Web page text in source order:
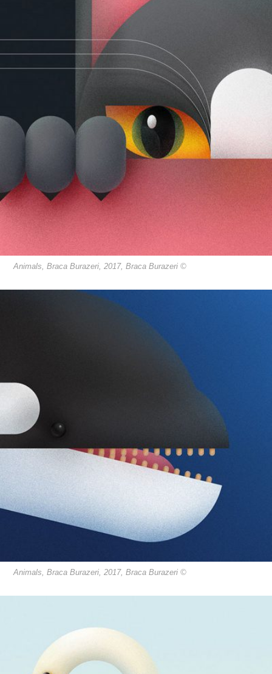
Animals, Braca Burazeri, 2017, Braca Burazeri ©
Animals, Braca Burazeri, 2017, Braca Burazeri ©